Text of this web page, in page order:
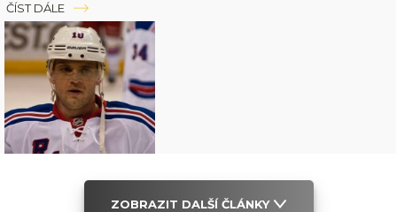
ČÍST DÁLE
ZOBRAZIT DALŠÍ ČLÁNKY